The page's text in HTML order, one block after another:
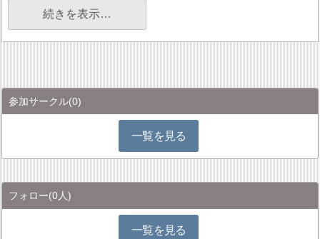
続きを表示…
参加サークル(0)
一覧を見る
フォロー(0人)
一覧を見る